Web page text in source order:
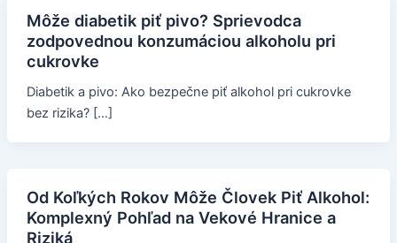
Môže diabetik piť pivo? Sprievodca
zodpovednou konzumáciou alkoholu pri
cukrovke
Diabetik a pivo: Ako bezpečne piť alkohol pri cukrovke
bez rizika? […]
Od Koľkých Rokov Môže Človek Piť Alkohol:
Komplexný Pohľad na Vekové Hranice a
Riziká